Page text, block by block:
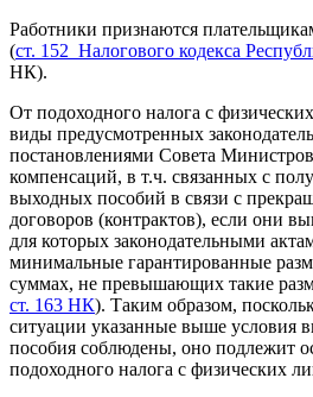
Работники признаются
(ст. 152 Налогового кодекса
НК).
От подоходного налога с
виды предусмотренных
постановлениями Совета
компенсаций, в т.ч. связанных с
выходных пособий в связи с
договоров (контрактов), если они
для которых законодательными
минимальные гарантированные
суммах, не превышающих такие
ст. 163 НК). Таким образом,
ситуации указанные выше условия
пособия соблюдены, оно подлежит
подоходного налога с физических